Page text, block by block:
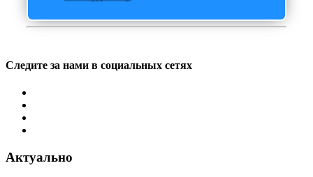
Следите за нами в социальных сетях
Актуально